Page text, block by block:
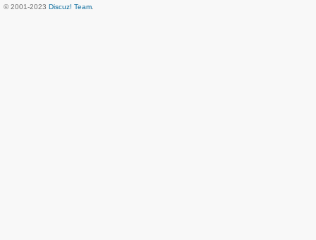
© 2001-2023 Discuz! Team